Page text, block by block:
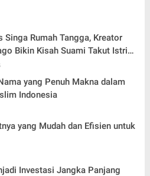
Singa Rumah Tangga, Kreator
Bikin Kisah Suami Takut Istri
yang Penuh Makna dalam
Indonesia
yang Mudah dan Efisien untuk
Investasi Jangka Panjang